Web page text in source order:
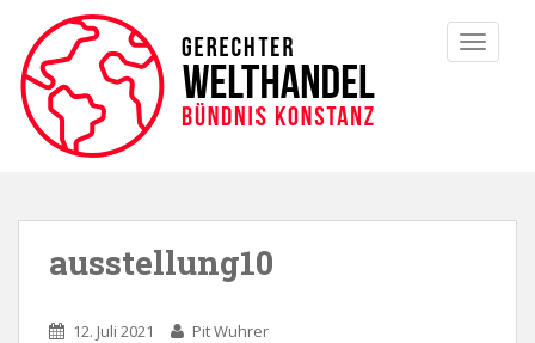
ausstellung10
12. Juli 2021 Pit Wuhrer